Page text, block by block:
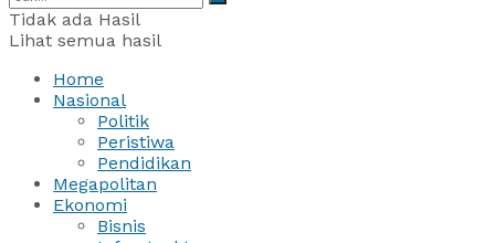
Tidak ada Hasil
Lihat semua hasil
Home
Nasional
Politik
Peristiwa
Pendidikan
Megapolitan
Ekonomi
Bisnis